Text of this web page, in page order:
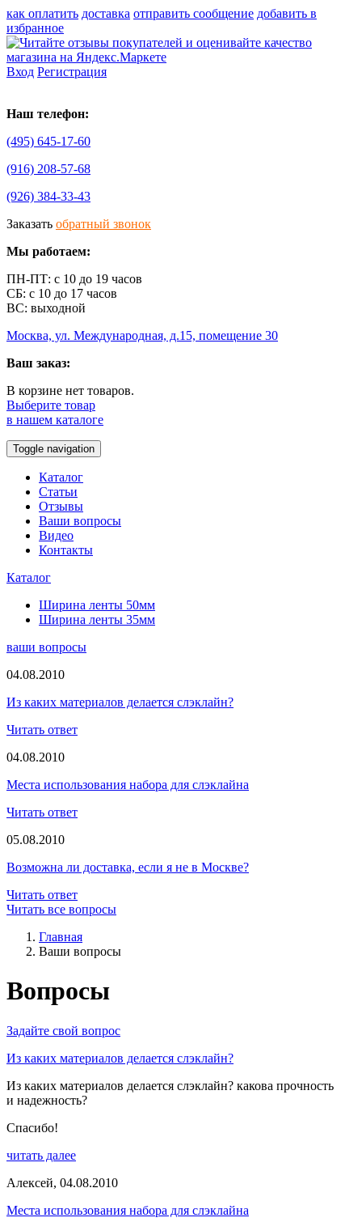
как оплатить доставка отправить сообщение добавить в
избранное
Вход Регистрация
Наш телефон:
(495) 645-17-60
(916) 208-57-68
(926) 384-33-43
Заказать обратный звонок
Мы работаем:
ПН-ПТ: с 10 до 19 часов
СБ: с 10 до 17 часов
ВС: выходной
Москва, ул. Международная, д.15, помещение 30
Ваш заказ:
В корзине нет товаров.
Выберите товар
в нашем каталоге
Toggle navigation
Каталог
Статьи
Отзывы
Ваши вопросы
Видео
Контакты
Каталог
Ширина ленты 50мм
Ширина ленты 35мм
ваши вопросы
04.08.2010
Из каких материалов делается слэклайн?
Читать ответ
04.08.2010
Места использования набора для слэклайна
Читать ответ
05.08.2010
Возможна ли доставка, если я не в Москве?
Читать ответ
Читать все вопросы
Главная
Ваши вопросы
Вопросы
Задайте свой вопрос
Из каких материалов делается слэклайн?
Из каких материалов делается слэклайн? какова прочность
и надежность?
Спасибо!
читать далее
Алексей, 04.08.2010
Места использования набора для слэклайна